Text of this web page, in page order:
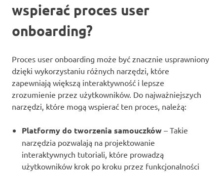
wspierać proces user
onboarding?
Proces user onboarding może być znacznie usprawniony
dzięki wykorzystaniu różnych narzędzi, które
zapewniają większą interaktywność i lepsze
zrozumienie przez użytkowników. Do najważniejszych
narzędzi, które mogą wspierać ten proces, należą:
Platformy do tworzenia samouczków – Takie
narzędzia pozwalają na projektowanie
interaktywnych tutoriali, które prowadzą
użytkowników krok po kroku przez funkcjonalności